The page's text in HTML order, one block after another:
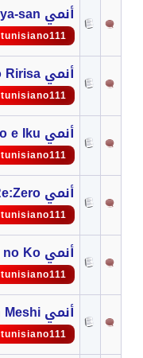
أنمي Tokidoki Bosotto Russia-go de Dereru Tonari no Alya-san: الكشف عن فيديوهات ترويجية للشخصيات
tunisiano111
أنمي 2.5jigen no Ririsa: الكشف عن مُلصق مُصور و فيديو ترويجي
tunisiano111
أنمي Shuumatsu Train Doko e Iku: تأجيل الحلقة 12 و الأخيرة
tunisiano111
أنمي Re:Zero: الكشف عن فيديو ترويجي جديد للموسم 3
tunisiano111
أنمي Oshi no Ko: الكشف عن فيديو تسويقي جديد قُبيل عرض الموسم 2
tunisiano111
أنمي Dungeon Meshi: الإعلان عن موسم 2
tunisiano111